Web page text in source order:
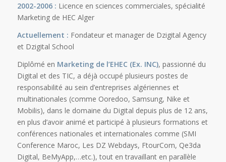
2002-2006 : Licence en sciences commerciales, spécialité
Marketing de HEC Alger
Actuellement : Fondateur et manager de Dzigital Agency
et Dzigital School
Diplômé en Marketing de l’EHEC (Ex. INC), passionné du
Digital et des TIC, a déjà occupé plusieurs postes de
responsabilité au sein d’entreprises algériennes et
multinationales (comme Ooredoo, Samsung, Nike et
Mobilis), dans le domaine du Digital depuis plus de 12 ans,
en plus d’avoir animé et participé à plusieurs formations et
conférences nationales et internationales comme (SMI
Conference Maroc, Les DZ Webdays, FtourCom, Qe3da
Digital, BeMyApp,…etc.), tout en travaillant en parallèle